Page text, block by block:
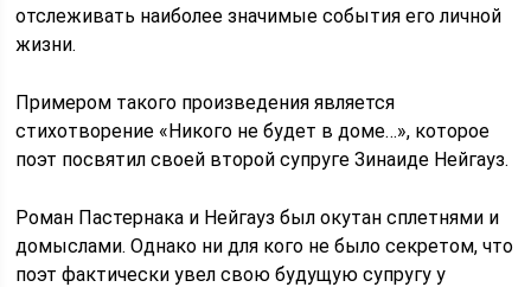
отслеживать наиболее значимые события его личной
жизни.
Примером такого произведения является
стихотворение «Никого не будет в доме…», которое
поэт посвятил своей второй супруге Зинаиде Нейгауз.
Роман Пастернака и Нейгауз был окутан сплетнями и
домыслами. Однако ни для кого не было секретом, что
поэт фактически увел свою будущую супругу у